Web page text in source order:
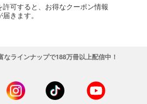
許可すると、お得なクーポン情報
きます。
ラインナップで188万冊以上配信中！